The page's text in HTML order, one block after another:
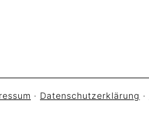
· Datenschutzerklärung ·